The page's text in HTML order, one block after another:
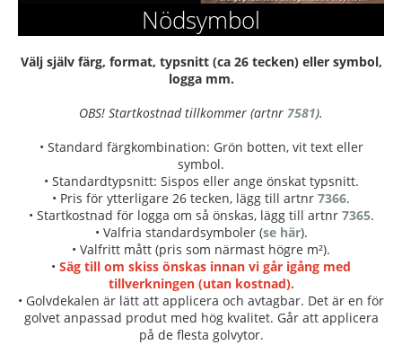
Nödsymbol
Välj själv färg, format, typsnitt (ca 26 tecken) eller symbol,
logga mm.
OBS! Startkostnad tillkommer (artnr 7581).
• Standard färgkombination: Grön botten, vit text eller
symbol.
• Standardtypsnitt: Sispos eller ange önskat typsnitt.
• Pris för ytterligare 26 tecken, lägg till artnr 7366.
• Startkostnad för logga om så önskas, lägg till artnr 7365.
• Valfria standardsymboler (se här).
• Valfritt mått (pris som närmast högre m²).
• Säg till om skiss önskas innan vi går igång med
tillverkningen (utan kostnad).
• Golvdekalen är lätt att applicera och avtagbar. Det är en för
golvet anpassad produt med hög kvalitet. Går att applicera
på de flesta golvytor.